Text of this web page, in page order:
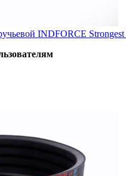
INDFORCE Strongest